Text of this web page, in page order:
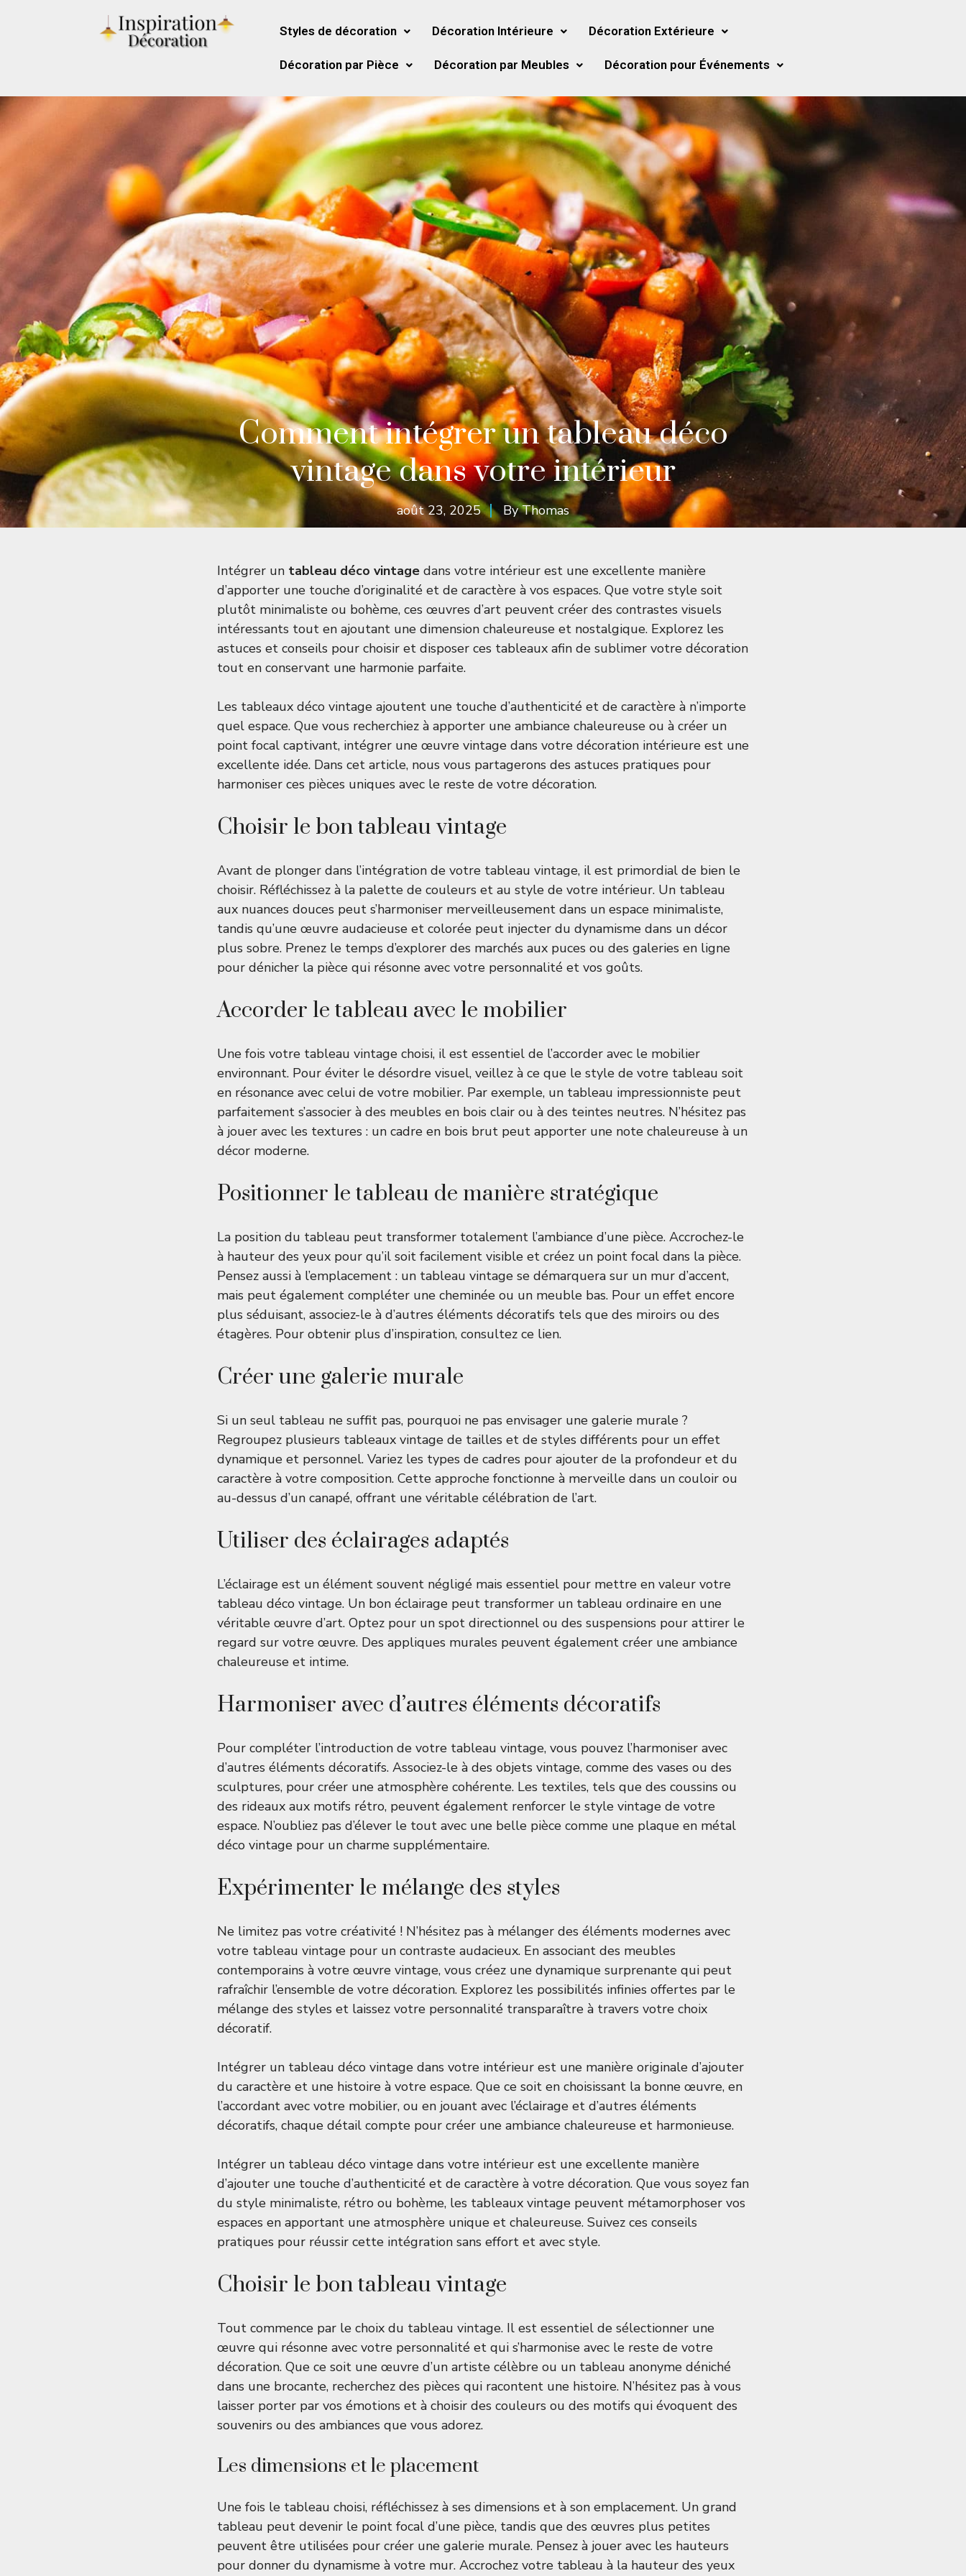
Styles de décoration Décoration Intérieure Décoration Extérieure
Décoration par Pièce Décoration par Meubles Décoration pour Événements
Comment intégrer un tableau déco
vintage dans votre intérieur
août 23, 2025 ByThomas
Intégrer un tableau déco vintage dans votre intérieur est une excellente manière
d’apporter une touche d’originalité et de caractère à vos espaces. Que votre style soit
plutôt minimaliste ou bohème, ces œuvres d’art peuvent créer des contrastes visuels
intéressants tout en ajoutant une dimension chaleureuse et nostalgique. Explorez les
astuces et conseils pour choisir et disposer ces tableaux afin de sublimer votre décoration
tout en conservant une harmonie parfaite.
Les tableaux déco vintage ajoutent une touche d’authenticité et de caractère à n’importe
quel espace. Que vous recherchiez à apporter une ambiance chaleureuse ou à créer un
point focal captivant, intégrer une œuvre vintage dans votre décoration intérieure est une
excellente idée. Dans cet article, nous vous partagerons des astuces pratiques pour
harmoniser ces pièces uniques avec le reste de votre décoration.
Choisir le bon tableau vintage
Avant de plonger dans l’intégration de votre tableau vintage, il est primordial de bien le
choisir. Réfléchissez à la palette de couleurs et au style de votre intérieur. Un tableau
aux nuances douces peut s’harmoniser merveilleusement dans un espace minimaliste,
tandis qu’une œuvre audacieuse et colorée peut injecter du dynamisme dans un décor
plus sobre. Prenez le temps d’explorer des marchés aux puces ou des galeries en ligne
pour dénicher la pièce qui résonne avec votre personnalité et vos goûts.
Accorder le tableau avec le mobilier
Une fois votre tableau vintage choisi, il est essentiel de l’accorder avec le mobilier
environnant. Pour éviter le désordre visuel, veillez à ce que le style de votre tableau soit
en résonance avec celui de votre mobilier. Par exemple, un tableau impressionniste peut
parfaitement s’associer à des meubles en bois clair ou à des teintes neutres. N’hésitez pas
à jouer avec les textures : un cadre en bois brut peut apporter une note chaleureuse à un
décor moderne.
Positionner le tableau de manière stratégique
La position du tableau peut transformer totalement l’ambiance d’une pièce. Accrochez-le
à hauteur des yeux pour qu’il soit facilement visible et créez un point focal dans la pièce.
Pensez aussi à l’emplacement : un tableau vintage se démarquera sur un mur d’accent,
mais peut également compléter une cheminée ou un meuble bas. Pour un effet encore
plus séduisant, associez-le à d’autres éléments décoratifs tels que des miroirs ou des
étagères. Pour obtenir plus d’inspiration, consultez ce lien.
Créer une galerie murale
Si un seul tableau ne suffit pas, pourquoi ne pas envisager une galerie murale ?
Regroupez plusieurs tableaux vintage de tailles et de styles différents pour un effet
dynamique et personnel. Variez les types de cadres pour ajouter de la profondeur et du
caractère à votre composition. Cette approche fonctionne à merveille dans un couloir ou
au-dessus d’un canapé, offrant une véritable célébration de l’art.
Utiliser des éclairages adaptés
L’éclairage est un élément souvent négligé mais essentiel pour mettre en valeur votre
tableau déco vintage. Un bon éclairage peut transformer un tableau ordinaire en une
véritable œuvre d’art. Optez pour un spot directionnel ou des suspensions pour attirer le
regard sur votre œuvre. Des appliques murales peuvent également créer une ambiance
chaleureuse et intime.
Harmoniser avec d’autres éléments décoratifs
Pour compléter l’introduction de votre tableau vintage, vous pouvez l’harmoniser avec
d’autres éléments décoratifs. Associez-le à des objets vintage, comme des vases ou des
sculptures, pour créer une atmosphère cohérente. Les textiles, tels que des coussins ou
des rideaux aux motifs rétro, peuvent également renforcer le style vintage de votre
espace. N’oubliez pas d’élever le tout avec une belle pièce comme une plaque en métal
déco vintage pour un charme supplémentaire.
Expérimenter le mélange des styles
Ne limitez pas votre créativité ! N’hésitez pas à mélanger des éléments modernes avec
votre tableau vintage pour un contraste audacieux. En associant des meubles
contemporains à votre œuvre vintage, vous créez une dynamique surprenante qui peut
rafraîchir l’ensemble de votre décoration. Explorez les possibilités infinies offertes par le
mélange des styles et laissez votre personnalité transparaître à travers votre choix
décoratif.
Intégrer un tableau déco vintage dans votre intérieur est une manière originale d’ajouter
du caractère et une histoire à votre espace. Que ce soit en choisissant la bonne œuvre, en
l’accordant avec votre mobilier, ou en jouant avec l’éclairage et d’autres éléments
décoratifs, chaque détail compte pour créer une ambiance chaleureuse et harmonieuse.
Intégrer un tableau déco vintage dans votre intérieur est une excellente manière
d’ajouter une touche d’authenticité et de caractère à votre décoration. Que vous soyez fan
du style minimaliste, rétro ou bohème, les tableaux vintage peuvent métamorphoser vos
espaces en apportant une atmosphère unique et chaleureuse. Suivez ces conseils
pratiques pour réussir cette intégration sans effort et avec style.
Choisir le bon tableau vintage
Tout commence par le choix du tableau vintage. Il est essentiel de sélectionner une
œuvre qui résonne avec votre personnalité et qui s’harmonise avec le reste de votre
décoration. Que ce soit une œuvre d’un artiste célèbre ou un tableau anonyme déniché
dans une brocante, recherchez des pièces qui racontent une histoire. N’hésitez pas à vous
laisser porter par vos émotions et à choisir des couleurs ou des motifs qui évoquent des
souvenirs ou des ambiances que vous adorez.
Les dimensions et le placement
Une fois le tableau choisi, réfléchissez à ses dimensions et à son emplacement. Un grand
tableau peut devenir le point focal d’une pièce, tandis que des œuvres plus petites
peuvent être utilisées pour créer une galerie murale. Pensez à jouer avec les hauteurs
pour donner du dynamisme à votre mur. Accrochez votre tableau à la hauteur des yeux